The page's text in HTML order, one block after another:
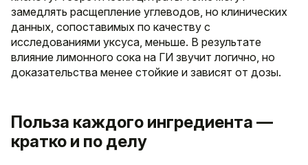
замедлять расщепление углеводов, но клинических
данных, сопоставимых по качеству с
исследованиями уксуса, меньше. В результате
влияние лимонного сока на ГИ звучит логично, но
доказательства менее стойкие и зависят от дозы.
Польза каждого ингредиента —
кратко и по делу